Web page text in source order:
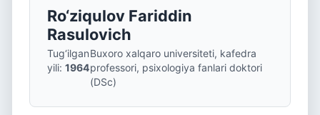
Ro‘ziqulov Fariddin
Rasulovich
Tug‘ilgan
yili: 1964
Buxoro xalqaro universiteti, kafedra
professori, psixologiya fanlari doktori
(DSc)